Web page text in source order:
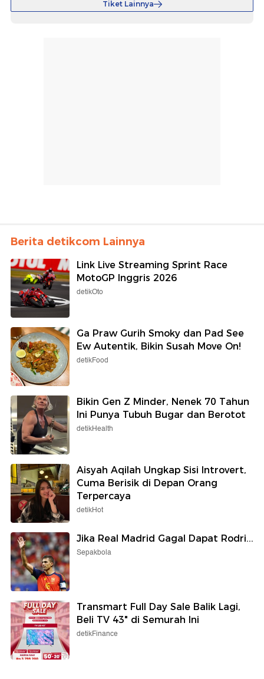
Tiket Lainnya
Berita detikcom Lainnya
Link Live Streaming Sprint Race
MotoGP Inggris 2026
detikOto
Ga Praw Gurih Smoky dan Pad See
Ew Autentik, Bikin Susah Move On!
detikFood
Bikin Gen Z Minder, Nenek 70 Tahun
Ini Punya Tubuh Bugar dan Berotot
detikHealth
Aisyah Aqilah Ungkap Sisi Introvert,
Cuma Berisik di Depan Orang
Terpercaya
detikHot
Jika Real Madrid Gagal Dapat Rodri...
Sepakbola
Transmart Full Day Sale Balik Lagi,
Beli TV 43" di Semurah Ini
detikFinance